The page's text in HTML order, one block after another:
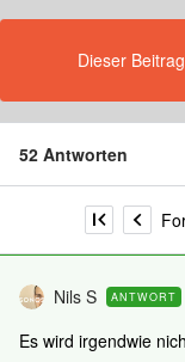
Dieser
52 Antworten
Nils S ANTWORT
Es wird irgendwie